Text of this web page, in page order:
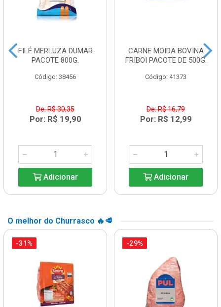
FILÉ MERLUZA DUMAR
PACOTE 800G.
Código: 38456
De: R$ 30,35
Por: R$ 19,90
Adicionar
CARNE MOIDA BOVINA
FRIBOI PACOTE DE 500G.
Código: 41373
De: R$ 16,79
Por: R$ 12,99
Adicionar
O melhor do Churrasco 🔥🥩
-31% -29%